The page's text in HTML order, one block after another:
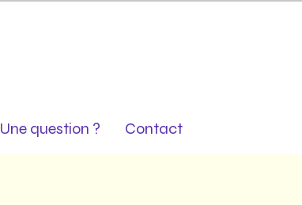
Une question ? Contact